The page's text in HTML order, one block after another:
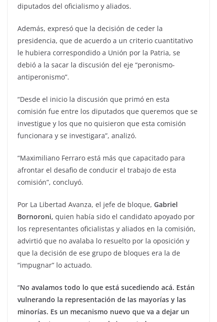
diputados del oficialismo y aliados.
Además, expresó que la decisión de ceder la
presidencia, que de acuerdo a un criterio cuantitativo
le hubiera correspondido a Unión por la Patria, se
debió a la sacar la discusión del eje “peronismo-
antiperonismo”.
“Desde el inicio la discusión que primó en esta
comisión fue entre los diputados que queremos que se
investigue y los que no quisieron que esta comisión
funcionara y se investigara”, analizó.
“Maximiliano Ferraro está más que capacitado para
afrontar el desafio de conducir el trabajo de esta
comisión”, concluyó.
Por La Libertad Avanza, el jefe de bloque, Gabriel
Bornoroni, quien había sido el candidato apoyado por
los representantes oficialistas y aliados en la comisión,
advirtió que no avalaba lo resuelto por la oposición y
que la decisión de ese grupo de bloques era la de
“impugnar” lo actuado.
“No avalamos todo lo que está sucediendo acá. Están
vulnerando la representación de las mayorías y las
minorías. Es un mecanismo nuevo que va a dejar un